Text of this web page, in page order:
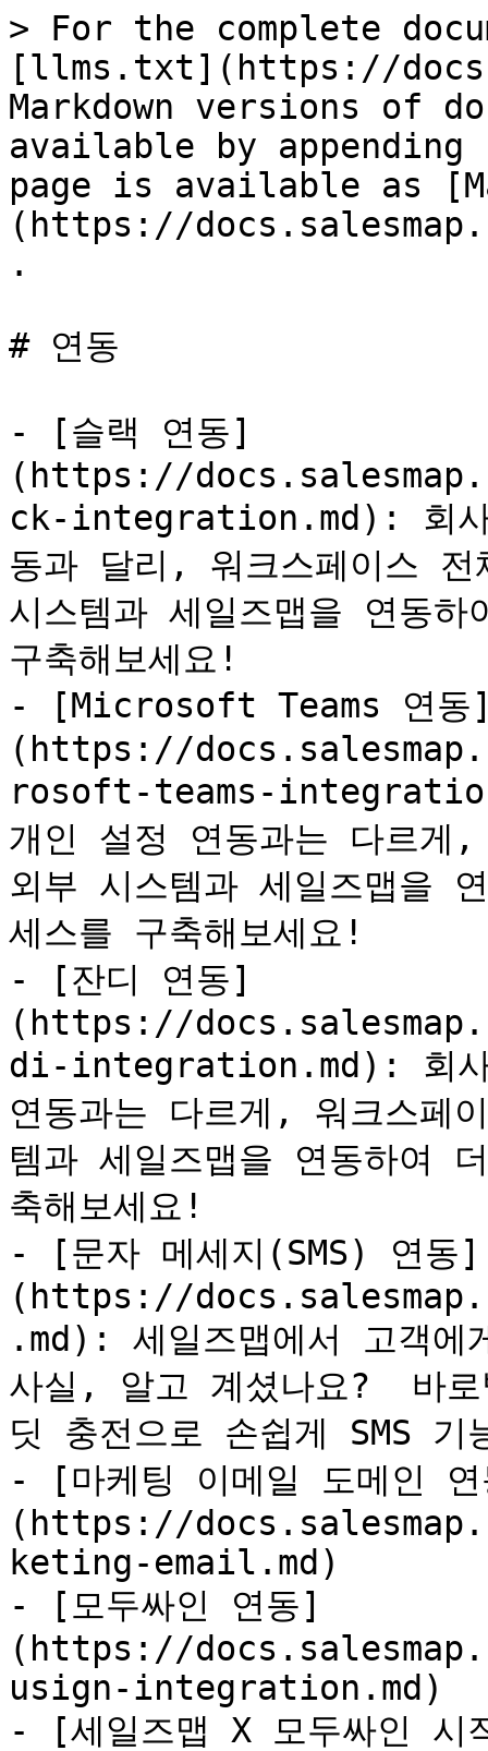
> For the complete
[llms.txt](https://
Markdown versions of
available by
page is available as
(https://
.
# 연동
- [슬랙 연동]
(https://
ck-integration.md): 회사
동과 달리, 워크스페이스
시스템과 세일즈맵을 연동
구축해보세요!
- [Microsoft Teams 연동
(https://
rosoft-teams-
개인 설정 연동과는 다르게
외부 시스템과 세일즈맵을
세스를 구축해보세요!
- [잔디 연동]
(https://
di-integration.md): 회사
연동과는 다르게, 워크스페
템과 세일즈맵을 연동하여
축해보세요!
- [문자 메세지(SMS) 연동]
(https://
.md): 세일즈맵에서 고객
사실, 알고 계셨나요?  바
딧 충전으로 손쉽게 SMS 기
- [마케팅 이메일 도메인
(https://
keting-email.md)
- [모두싸인 연동]
(https://
usign-integration.md)
- [세일즈맵 X 모두싸인 시